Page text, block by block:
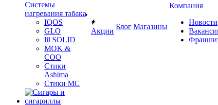
Системы
нагревания табака
IQOS
GLO
lil SOLID
MOK &
COO
Стики
Ashima
Стики MC
Акции
Блог Магазины
Компания
Новости